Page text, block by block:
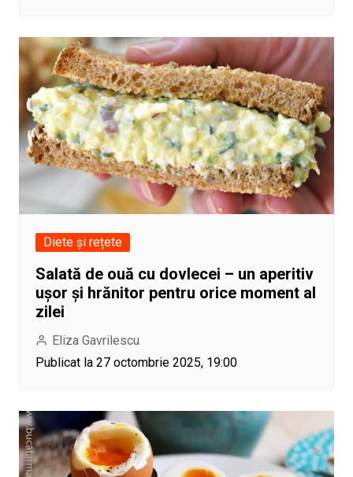
Diete și rețete
Salată de ouă cu dovlecei – un aperitiv
ușor și hrănitor pentru orice moment al
zilei
Eliza Gavrilescu
Publicat la 27 octombrie 2025, 19:00